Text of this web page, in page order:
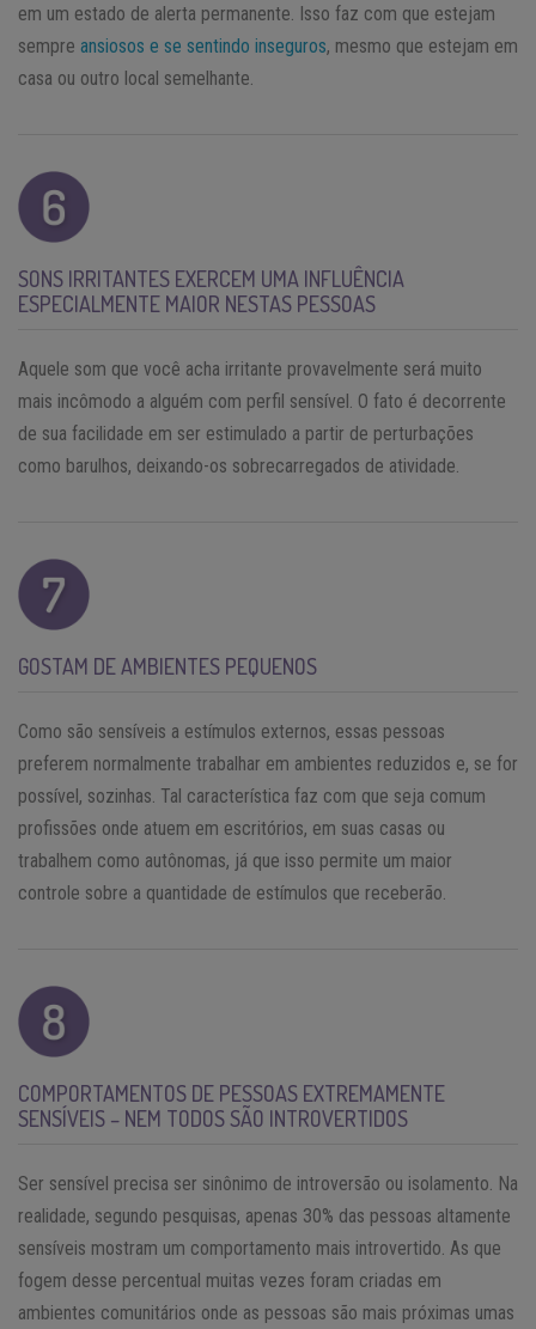
em um estado de alerta permanente. Isso faz com que estejam
sempre ansiosos e se sentindo inseguros, mesmo que estejam em
casa ou outro local semelhante.
SONS IRRITANTES EXERCEM UMA INFLUÊNCIA
ESPECIALMENTE MAIOR NESTAS PESSOAS
Aquele som que você acha irritante provavelmente será muito
mais incômodo a alguém com perfil sensível. O fato é decorrente
de sua facilidade em ser estimulado a partir de perturbações
como barulhos, deixando-os sobrecarregados de atividade.
GOSTAM DE AMBIENTES PEQUENOS
Como são sensíveis a estímulos externos, essas pessoas
preferem normalmente trabalhar em ambientes reduzidos e, se for
possível, sozinhas. Tal característica faz com que seja comum
profissões onde atuem em escritórios, em suas casas ou
trabalhem como autônomas, já que isso permite um maior
controle sobre a quantidade de estímulos que receberão.
COMPORTAMENTOS DE PESSOAS EXTREMAMENTE
SENSÍVEIS – NEM TODOS SÃO INTROVERTIDOS
Ser sensível precisa ser sinônimo de introversão ou isolamento. Na
realidade, segundo pesquisas, apenas 30% das pessoas altamente
sensíveis mostram um comportamento mais introvertido. As que
fogem desse percentual muitas vezes foram criadas em
ambientes comunitários onde as pessoas são mais próximas umas